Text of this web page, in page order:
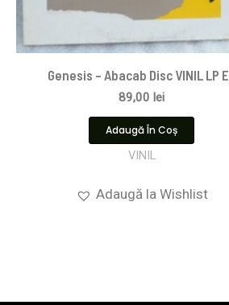
Genesis – Abacab Disc VINIL LP
89,00 lei
Adaugă În Coș
VINIL
Adaugă la Wishlist